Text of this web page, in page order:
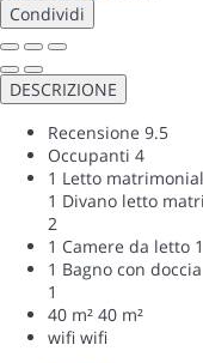
Condividi
DESCRIZIONE
Recensione 9.5
Occupanti 4
1 Letto
1 Divano letto
2
1 Camere da letto 1
1 Bagno con doccia
1
40 m² 40 m²
wifi wifi